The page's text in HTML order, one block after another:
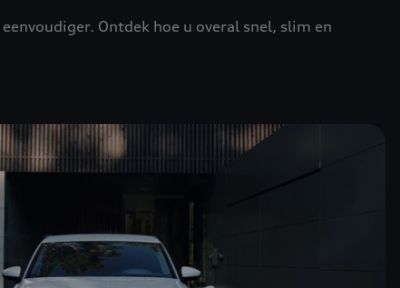
Ontdek hoe u overal snel, slim en